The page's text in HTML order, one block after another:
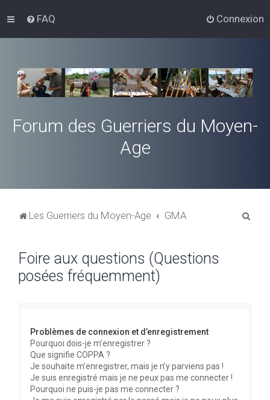
FAQ Connexion
Forum des Guerriers du Moyen-
Age
Les Guerriers du Moyen-Age GMA
Foire aux questions (Questions
posées fréquemment)
Problèmes de connexion et d’enregistrement
Pourquoi dois-je m’enregistrer ?
Que signifie COPPA ?
Je souhaite m’enregistrer, mais je n’y parviens pas !
Je suis enregistré mais je ne peux pas me connecter !
Pourquoi ne puis-je pas me connecter ?